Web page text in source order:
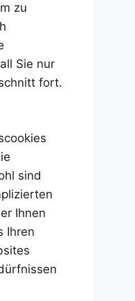
zu
Sie nur
fort.
sind
Ihnen
Ihren